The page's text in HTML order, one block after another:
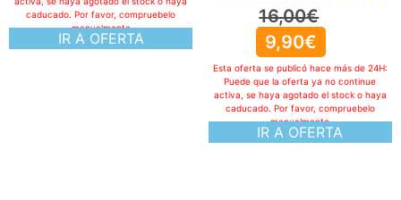
16,00€
9,90€
IR A OFERTA
Esta oferta se publicó hace más de 24H:
Puede que la oferta ya no continue
activa, se haya agotado el stock o haya
caducado. Por favor, compruebelo
manualmente